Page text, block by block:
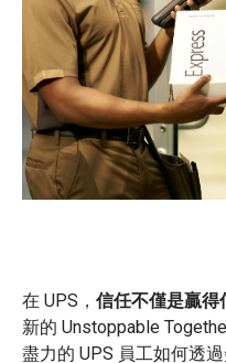
在 UPS， 信任不僅是贏得
新的 Unstoppable
盡力的 UPS 員工如何透過